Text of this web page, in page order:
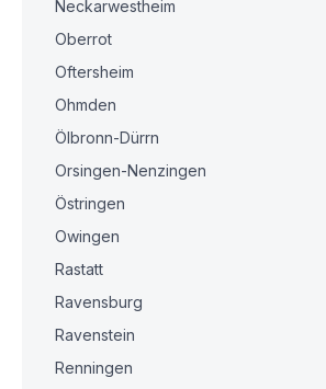
Neckarwestheim
Oberrot
Oftersheim
Ohmden
Ölbronn-Dürrn
Orsingen-Nenzingen
Östringen
Owingen
Rastatt
Ravensburg
Ravenstein
Renningen